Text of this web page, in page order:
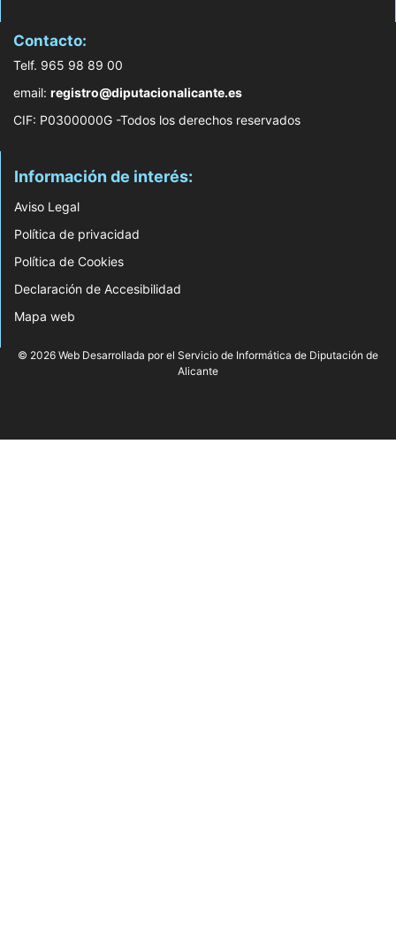
Contacto:
Telf. 965 98 89 00
email: registro@diputacionalicante.es
CIF: P0300000G -Todos los derechos reservados
Información de interés:
Aviso Legal
Política de privacidad
Política de Cookies
Declaración de Accesibilidad
Mapa web
© 2026 Web Desarrollada por el Servicio de Informática de Diputación de
Alicante